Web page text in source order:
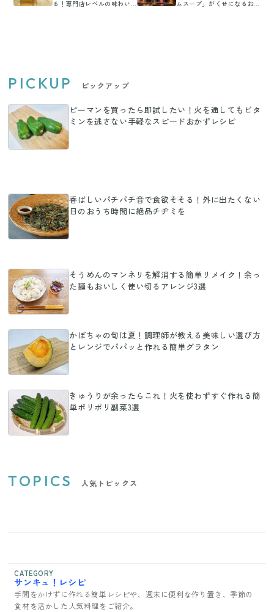
る！専門店レベルの味わい
ムスープ」がくせになるお
PICKUP ピックアップ
ピーマンを買ったら即試したい！火を通してもビタ
ミンを逃さない手軽なスピードおかずレシピ
香ばしいパチパチ音で食欲そそる！外に出たくない
日のおうち時間に絶品チヂミを
そうめんのマンネリを解消する簡単リメイク！余っ
た麺もおいしく使い切るアレンジ3選
かぼちゃの旬は夏！調理師が教える美味しい選び方
とレンジでパパッと作れる簡単グラタン
きゅうりが余ったらこれ！火を使わずすぐ作れる簡
単ポリポリ副菜3選
TOPICS 人気トピックス
CATEGORY
サンキュ！レシピ
手間をかけずに作れる簡単レシピや、週末に便利な作り置き、季節の
食材を活かした人気料理をご紹介。